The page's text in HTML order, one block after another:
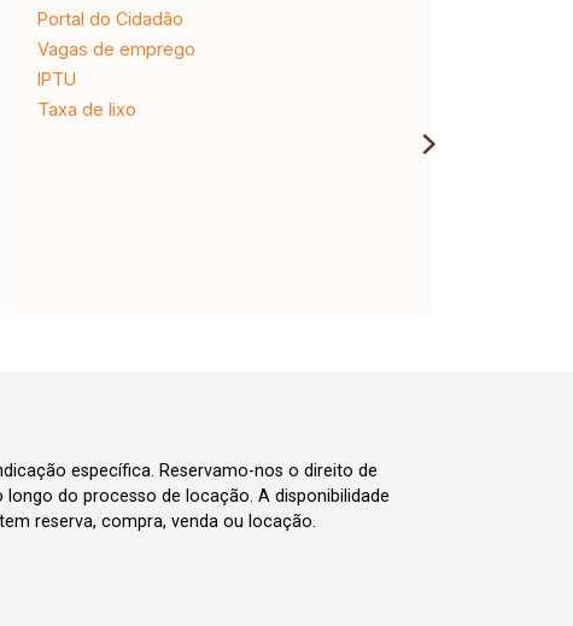
Portal do Cidadão
Vagas de emprego
IPTU
Taxa de lixo
específica. Reservamo-nos o direito de
do processo de locação. A disponibilidade
reserva, compra, venda ou locação.